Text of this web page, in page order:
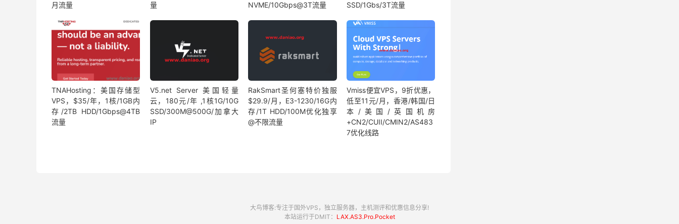
月流量
量
NVME/10Gbps@3T流量
SSD/1Gbs/3T流量
TNAHosting：美国存储型
VPS，$35/年，1核/1GB内
存/2TB HDD/1Gbps@4TB
流量
V5.net Server 美国轻量
云，180元/年 ,1核1G/10G
SSD/300M@500G/加拿大
IP
RakSmart圣何塞特价独服
$29.9/月，E3-1230/16G内
存/1T HDD/100M优化独享
@不限流量
Vmiss便宜VPS，9折优惠，
低至11元/月，香港/韩国/日
本/美国/英国机房
+CN2/CUII/CMIN2/AS483
7优化线路
大鸟博客:专注于国外VPS，独立服务器，主机测评和优惠信息分享!
本站运行于DMIT： LAX.AS3.Pro.Pocket